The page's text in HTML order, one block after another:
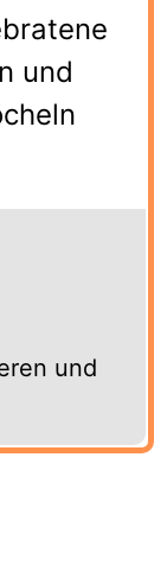
und
und